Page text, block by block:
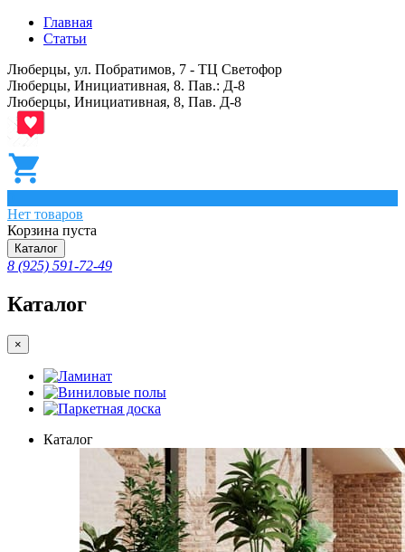
Главная
Статьи
Люберцы, ул. Побратимов, 7 - ТЦ Светофор
Люберцы, Инициативная, 8. Пав.: Д-8
Люберцы, Инициативная, 8, Пав. Д-8
Нет товаров
Корзина пуста
Каталог
8 (925) 591-72-49
Каталог
×
Ламинат
Виниловые полы
Паркетная доска
Каталог